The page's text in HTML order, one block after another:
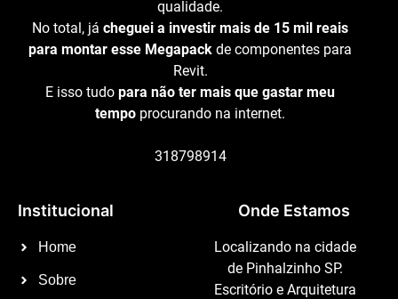
qualidade.
No total, já cheguei a investir mais de 15 mil reais
para montar esse Megapack de componentes para
Revit.
E isso tudo para não ter mais que gastar meu
tempo procurando na internet.
318798914
Institucional
Home
Sobre
Onde Estamos
Localizando na cidade
de Pinhalzinho SP.
Escritório e Arquitetura